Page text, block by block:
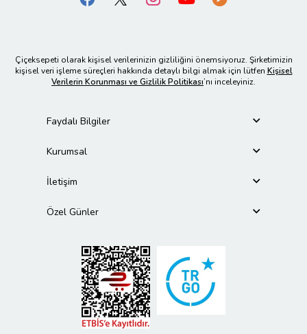
Çiçeksepeti olarak kişisel verilerinizin gizliliğini önemsiyoruz. Şirketimizin
kişisel veri işleme süreçleri hakkında detaylı bilgi almak için lütfen Kişisel
Verilerin Korunması ve Gizlilik Politikası’nı inceleyiniz.
Faydalı Bilgiler
Kurumsal
İletişim
Özel Günler